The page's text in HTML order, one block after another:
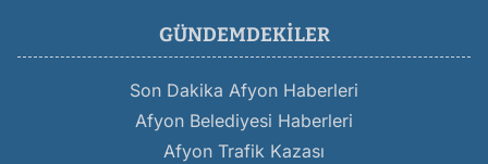
GÜNDEMDEKILER
Son Dakika Afyon Haberleri
Afyon Belediyesi Haberleri
Afyon Trafik Kazası